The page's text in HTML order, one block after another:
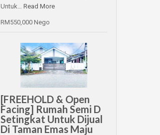
Untuk… Read More
RM550,000 Nego
[FREEHOLD & Open
Facing] Rumah Semi D
Setingkat Untuk Dijual
Di Taman Emas Maju